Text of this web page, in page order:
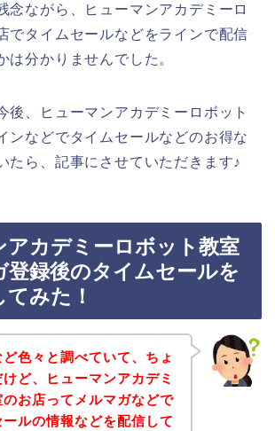
念ながら、ヒューマンアカデミーロ
でタイムセールなどをラインで配信
は分かりませんでした。
後、ヒューマンアカデミーロボット
ンなどでタイムセールなどのお得な
たら、記事にさせていただきます♪
アカデミーロボット教室
登録後のタイムセールを
みた！
色々と調べていて、ちょ
ど、ヒューマンアカデミ
お店ってメルマガなどで
ルの情報などを配信して